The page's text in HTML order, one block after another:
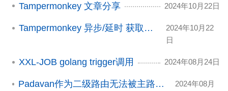
Tampermonkey 文章分享 2024年10月22日
Tampermonkey 异步/延时 获取元素
2024年10月22
日
XXL-JOB golang trigger调用 2024年08月24日
Padavan作为二级路由无法被主路由机器访问
2024年08月